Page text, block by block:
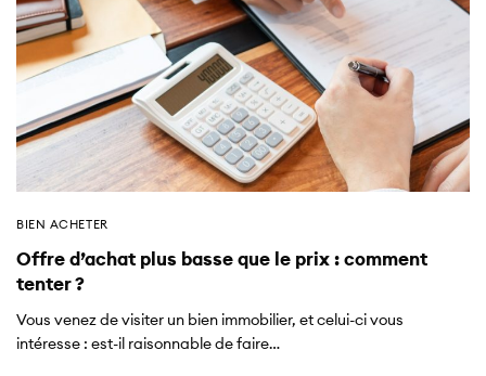
BIEN ACHETER
Offre d’achat plus basse que le prix : comment
tenter ?
Vous venez de visiter un bien immobilier, et celui-ci vous
intéresse : est-il raisonnable de faire…